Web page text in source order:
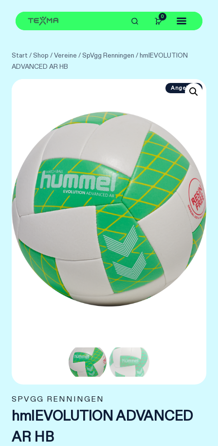
Inhalt
springen
0
Start /Shop /Vereine /SpVgg Renningen /hmlEVOLUTION
ADVANCED AR HB
Angebot!
SPVGG RENNINGEN
hmlEVOLUTION ADVANCED
AR HB